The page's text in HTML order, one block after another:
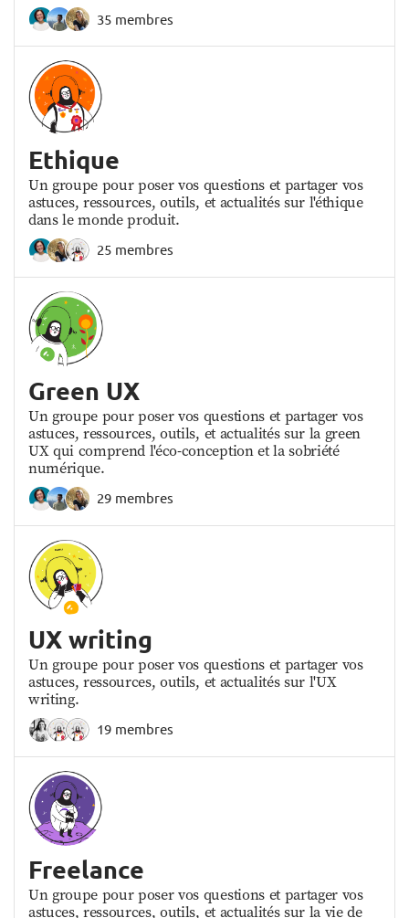
35 membres
Ethique
Un groupe pour poser vos questions et partager vos
astuces, ressources, outils, et actualités sur l'éthique
dans le monde produit.
25 membres
Green UX
Un groupe pour poser vos questions et partager vos
astuces, ressources, outils, et actualités sur la green
UX qui comprend l'éco-conception et la sobriété
numérique.
29 membres
UX writing
Un groupe pour poser vos questions et partager vos
astuces, ressources, outils, et actualités sur l'UX
writing.
19 membres
Freelance
Un groupe pour poser vos questions et partager vos
astuces, ressources, outils, et actualités sur la vie de